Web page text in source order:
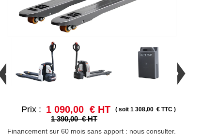
Prix : 1 090,00 € HT
1 390,00 € HT
( soit 1 308,00 € TTC )
Financement sur 60 mois sans apport : nous consulter.